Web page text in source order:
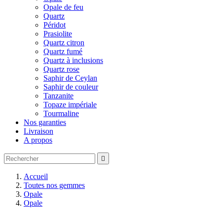
Opale de feu
Quartz
Péridot
Prasiolite
Quartz citron
Quartz fumé
Quartz à inclusions
Quartz rose
Saphir de Ceylan
Saphir de couleur
Tanzanite
Topaze impériale
Tourmaline
Nos garanties
Livraison
A propos

Accueil
Toutes nos gemmes
Opale
Opale